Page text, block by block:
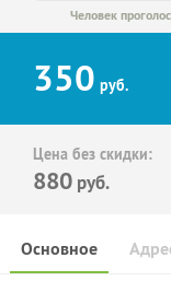
Человек
350 руб.
Цена без скидки:
880 руб.
Основное